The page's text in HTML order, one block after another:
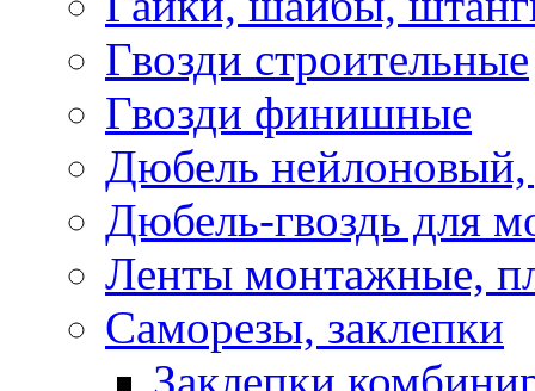
Гвозди строительные
Гвозди финишные
Дюбель нейлоновый,
Дюбель-гвоздь для
Ленты монтажные,
Саморезы, заклепки